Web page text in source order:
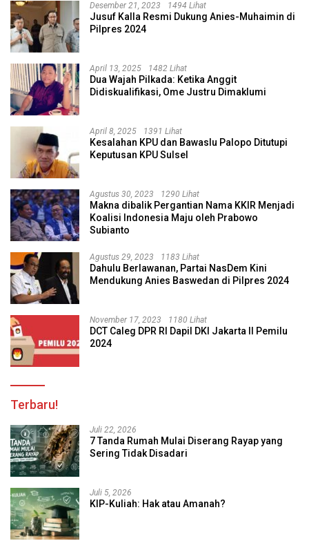
Desember 21, 2023 1494 Lihat
Jusuf Kalla Resmi Dukung Anies-Muhaimin di
Pilpres 2024
April 13, 2025 1482 Lihat
Dua Wajah Pilkada: Ketika Anggit
Didiskualifikasi, Ome Justru Dimaklumi
April 8, 2025 1391 Lihat
Kesalahan KPU dan Bawaslu Palopo Ditutupi
Keputusan KPU Sulsel
Agustus 30, 2023 1290 Lihat
Makna dibalik Pergantian Nama KKIR Menjadi
Koalisi Indonesia Maju oleh Prabowo
Subianto
Agustus 29, 2023 1183 Lihat
Dahulu Berlawanan, Partai NasDem Kini
Mendukung Anies Baswedan di Pilpres 2024
November 17, 2023 1180 Lihat
DCT Caleg DPR RI Dapil DKI Jakarta II Pemilu
2024
Terbaru!
Juli 22, 2026
7 Tanda Rumah Mulai Diserang Rayap yang
Sering Tidak Disadari
Juli 5, 2026
KIP-Kuliah: Hak atau Amanah?